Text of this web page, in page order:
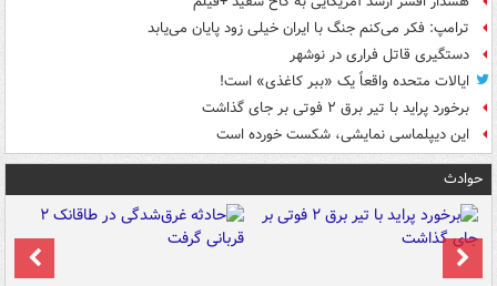
ترامپ: فکر می‌کنم جنگ با ایران خیلی زود پایان می‌یابد
دستگیری قاتل فراری در نوشهر
ایالات متحده واقعاً یک «ببر کاغذی» است!
برخورد پراید با تیر برق ۲ فوتی بر جای گذاشت
این دیپلماسی نمایشی، شکست خورده است
حوادث